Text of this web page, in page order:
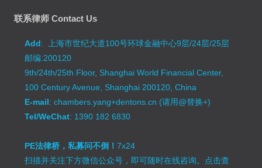
联系律师 Contact Us
Add: 上海市世纪大道100号环球金融中心9层/24层/25层
邮编:200120
9th/24th/25th Floor, Shanghai World Financial Center,
100 Century Avenue, Shanghai 200120, China
E-mail: chambers.yang+dentons.cn (请用@替换+)
Tel/WeChat: 1390 182 6830
PE法律桥，私募问不倒！7x24
扫描并关注下方微信公众号，即可随时在线咨询。 点击查